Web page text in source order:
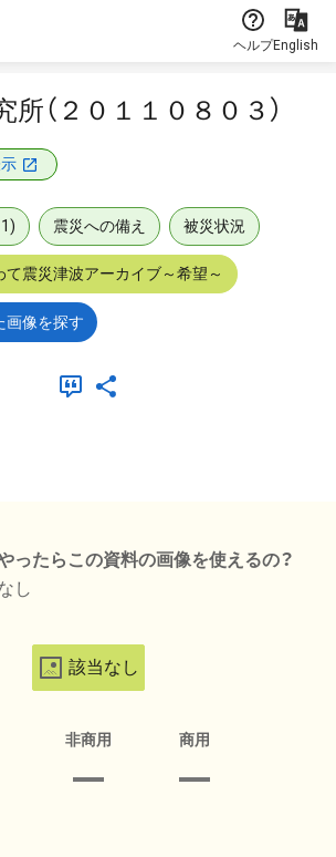
ヘルプEnglish
（２０１１０８０３）
震災への備え 被災状況
て震災津波アーカイブ～希望～
画像を探す
ったらこの資料の画像を使えるの？
し
該当なし
非商用 商用